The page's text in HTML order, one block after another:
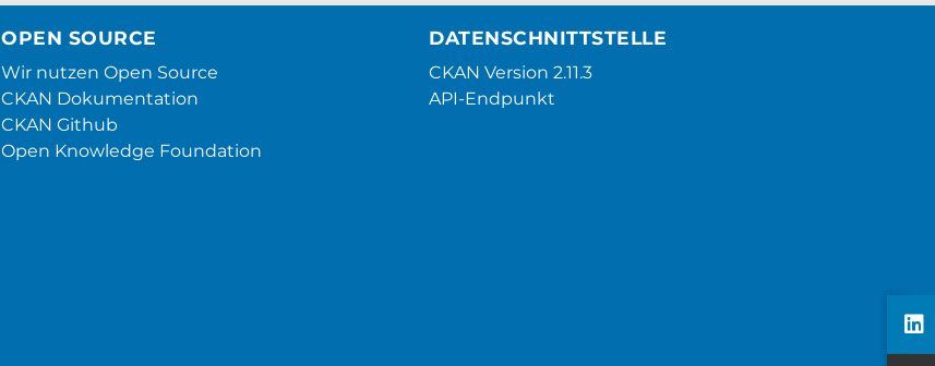
OPEN SOURCE
Wir nutzen Open Source
CKAN Dokumentation
CKAN Github
Open Knowledge Foundation
DATENSCHNITTSTELLE
CKAN Version 2.11.3
API-Endpunkt